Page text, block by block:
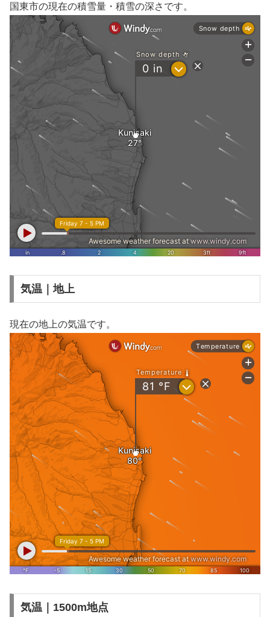
国東市の現在の積雪量・積雪の深さです。
気温｜地上
現在の地上の気温です。
気温｜1500m地点